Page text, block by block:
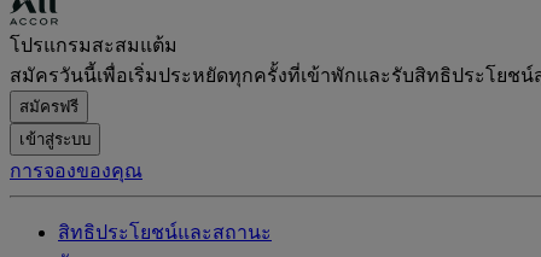
โปรแกรมสะสมแต้ม
สมัครวันนี้เพื่อเริ่มประหยัดทุกครั้งที่เข้าพักและรับสิทธิประโยชน์
สมัครฟรี
เข้าสู่ระบบ
การจองของคุณ
สิทธิประโยชน์และสถานะ